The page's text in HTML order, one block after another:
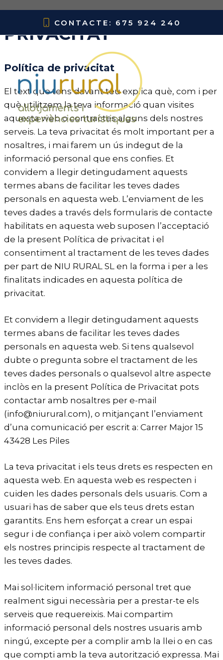
contenido
CONTACTE: 675 924 240
MENÚ
POLÍTICA DE
PRIVACITAT
Política de privacitat
El text que tens davant teu explica què, com i per
què utilitzem la teva informació quan visites
aquesta web o contractes alguns dels nostres
serveis. La teva privacitat és molt important per a
nosaltres, i mai farem un ús indegut de la
informació personal que ens confies. Et
convidem a llegir detingudament aquests
termes abans de facilitar les teves dades
personals en aquesta web. L’enviament de les
teves dades a través dels formularis de contacte
habilitats en aquesta web suposen l’acceptació
de la present Política de privacitat i el
consentiment al tractament de les teves dades
per part de NIU RURAL SL en la forma i per a les
finalitats indicades en aquesta política de
privacitat.
Et convidem a llegir detingudament aquests
termes abans de facilitar les teves dades
personals en aquesta web. Si tens qualsevol
dubte o pregunta sobre el tractament de les
teves dades personals o qualsevol altre aspecte
inclòs en la present Política de Privacitat pots
contactar amb nosaltres per e-mail
(info@niurural.com), o mitjançant l’enviament
d’una comunicació per escrit a: Carrer Major 15
43428 Les Piles
La teva privacitat i els teus drets es respecten en
aquesta web. En aquesta web es respecten i
cuiden les dades personals dels usuaris. Com a
usuari has de saber que els teus drets estan
garantits. Ens hem esforçat a crear un espai
segur i de confiança i per això volem compartir
els nostres principis respecte al tractament de
les teves dades.
Mai sol·licitem informació personal tret que
realment sigui necessària per a prestar-te els
serveis que requereixis. Mai compartim
informació personal dels nostres usuaris amb
ningú, excepte per a complir amb la llei o en cas
que compti amb la teva autorització expressa. Mai